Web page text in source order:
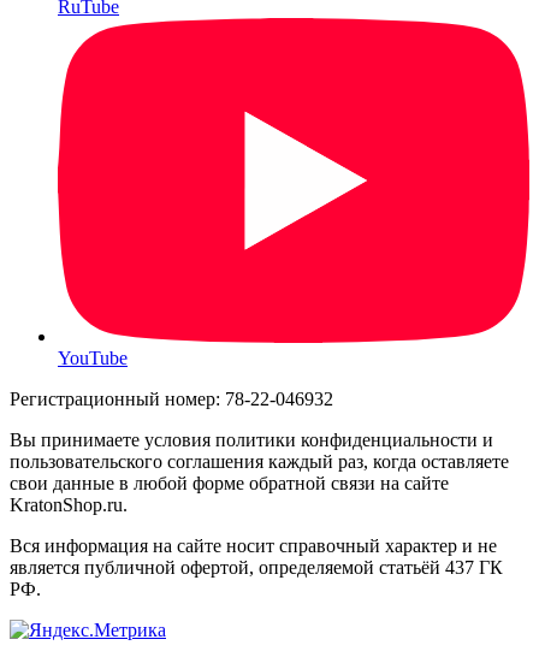
RuTube
YouTube
Регистрационный номер: 78-22-046932
Вы принимаете условия политики конфиденциальности и
пользовательского соглашения каждый раз, когда оставляете
свои данные в любой форме обратной связи на сайте
KratonShop.ru.
Вся информация на сайте носит справочный характер и не
является публичной офертой, определяемой статьёй 437 ГК
РФ.